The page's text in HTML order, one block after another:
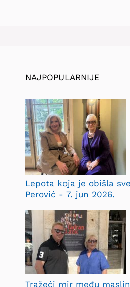
NAJPOPULARNIJE
Lepota koja je obišla
Perović - 7. jun 2026.
Tražeći mir među